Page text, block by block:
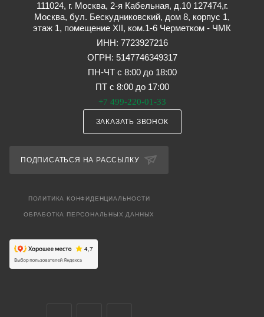
111024, г. Москва, 2-я Кабельная, д.10 127474,г.
Москва, бул. Бескудниковский, дом 8, корпус 1,
этаж 1, помещение XII, ком.1-6 Черметком - ЧМК
ИНН: 7723927216
ОГРН: 5147746349317
ПН-ЧТ с 8:00 до 18:00
ПТ с 8:00 до 17:00
+7 499-220-01-33
ЗАКАЗАТЬ ЗВОНОК
ПОДПИСАТЬСЯ НА РАССЫЛКУ
ПОЛИТИКА КОНФИДЕНЦИАЛЬНОСТИ
ОБРАБОТКА ПЕРСОНАЛЬНЫХ ДАННЫХ